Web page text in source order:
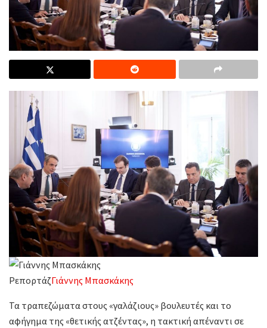
ΡεπορτάζΓιάννης Μπασκάκης
Τα τραπεζώματα στους «γαλάζιους» βουλευτές και το
αφήγημα της «θετικής ατζέντας», η τακτική απέναντι σε